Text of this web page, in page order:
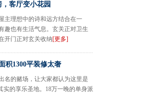
客厅变小花园
主理想中的诗和远方结合在一
趣也有生活气息。玄关正对卫生
开门正对玄关收纳[更多]
积1300平装修太奢
名的赌场，让大家都认为这里是
实的享乐圣地。18万一晚的单身派